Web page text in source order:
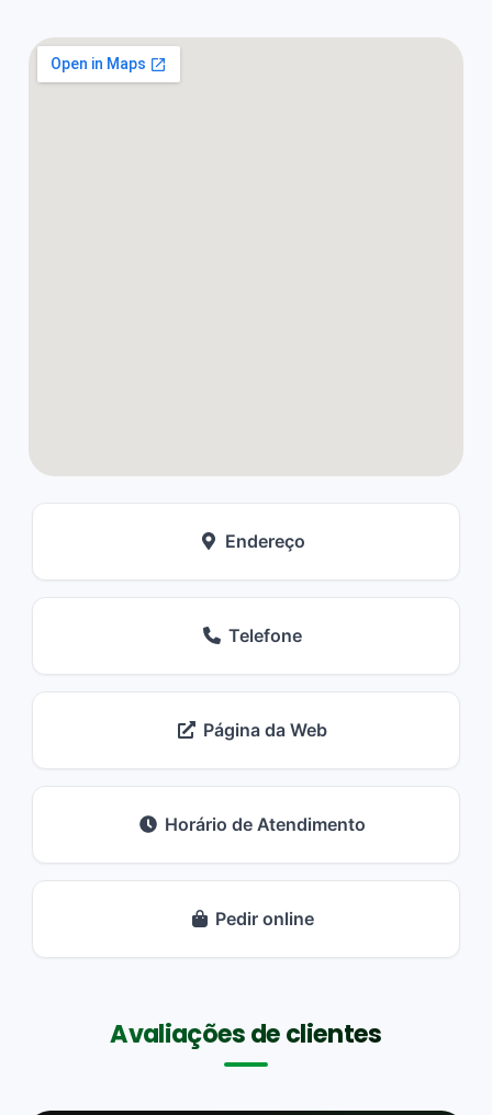
Endereço
Telefone
Página da Web
Horário de Atendimento
Pedir online
Avaliações de clientes